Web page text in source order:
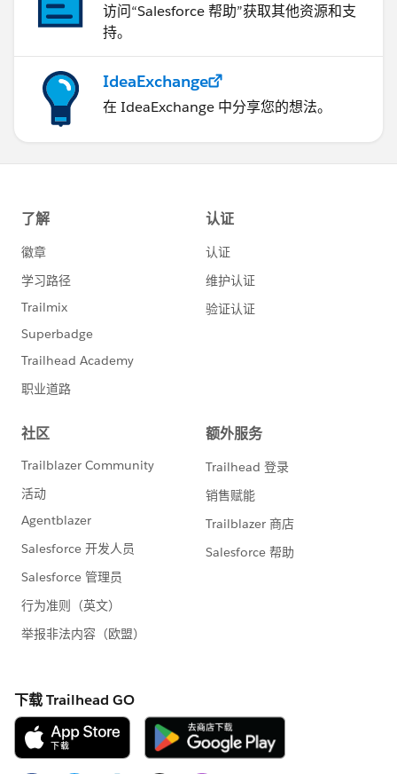
访问“Salesforce 帮助”获取其他资源和支
持。
IdeaExchange
在 IdeaExchange 中分享您的想法。